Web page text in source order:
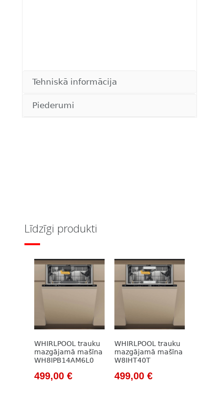
Tehniskā informācija
Piederumi
Līdzīgi produkti
WHIRLPOOL trauku
mazgājamā mašīna
WH8IPB14AM6L0
Original
499,00 €Current
WHIRLPOOL trauku
mazgājamā mašīna
W8IHT40T
Original
499,00 €Current